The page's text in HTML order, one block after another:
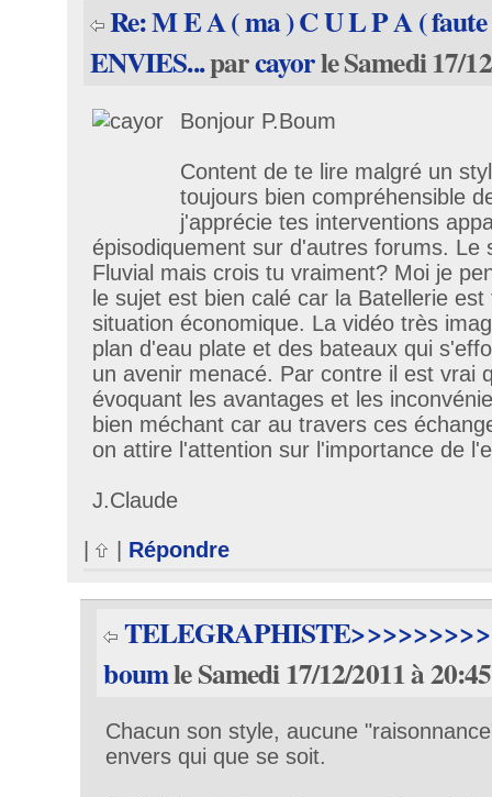
Re: M E A ( ma ) C U L P A ( faute
ENVIES...parcayorle Samedi 17/
Bonjour P.Boum
Content de te lire malgré un
toujours bien compréhensible
j'apprécie tes interventions
épisodiquement sur d'autres forums. Le
Fluvial mais crois tu vraiment? Moi je
le sujet est bien calé car la Batellerie
situation économique. La vidéo très
plan d'eau plate et des bateaux qui
un avenir menacé. Par contre il est vrai
évoquant les avantages et les
bien méchant car au travers ces
on attire l'attention sur l'importance de
J.Claude
| | Répondre
boumle Samedi 17/12/2011 à 20:45
Chacun son style, aucune
envers qui que se soit.